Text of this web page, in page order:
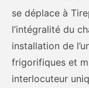
se déplace à
l’intégralité du
installation de
frigorifiques et
interlocuteur